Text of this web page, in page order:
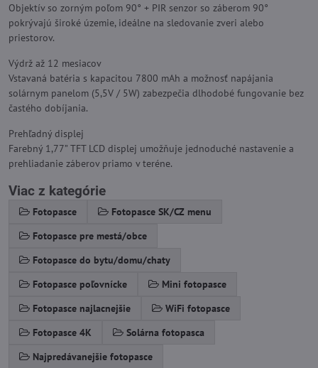
Objektív so zorným poľom 90° + PIR senzor so záberom 90°
pokrývajú široké územie, ideálne na sledovanie zveri alebo
priestorov.
Výdrž až 12 mesiacov
Vstavaná batéria s kapacitou 7800 mAh a možnosť napájania
solárnym panelom (5,5V / 5W) zabezpečia dlhodobé fungovanie bez
častého dobíjania.
Prehľadný displej
Farebný 1,77” TFT LCD displej umožňuje jednoduché nastavenie a
prehliadanie záberov priamo v teréne.
Viac z kategórie
Fotopasce
Fotopasce SK/CZ menu
Fotopasce pre mestá/obce
Fotopasce do bytu/domu/chaty
Fotopasce poľovnícke
Mini fotopasce
Fotopasce najlacnejšie
WiFi fotopasce
Fotopasce 4K
Solárna fotopasca
Najpredávanejšie fotopasce